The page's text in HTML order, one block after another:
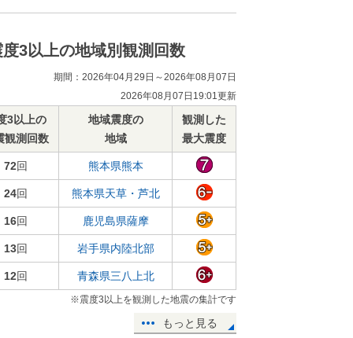
度3以上の地域別観測回数
期間：2026年04月29日～2026年08月07日
2026年08月07日19:01更新
3以上の
観測回数
地域震度の
地域
観測した
最大震度
72回 熊本県熊本
24回 熊本県天草・芦北
16回 鹿児島県薩摩
13回 岩手県内陸北部
12回 青森県三八上北
※震度3以上を観測した地震の集計です
もっと見る